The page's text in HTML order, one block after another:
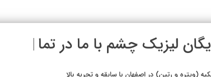
رایگان لی|
و رتین) در اصفهان با سابقه و تجربه بالا